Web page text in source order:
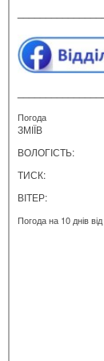
Погода
ЗМІЇВ
ВОЛОГІСТЬ:
ТИСК:
ВІТЕР:
Погода на 10 днів від